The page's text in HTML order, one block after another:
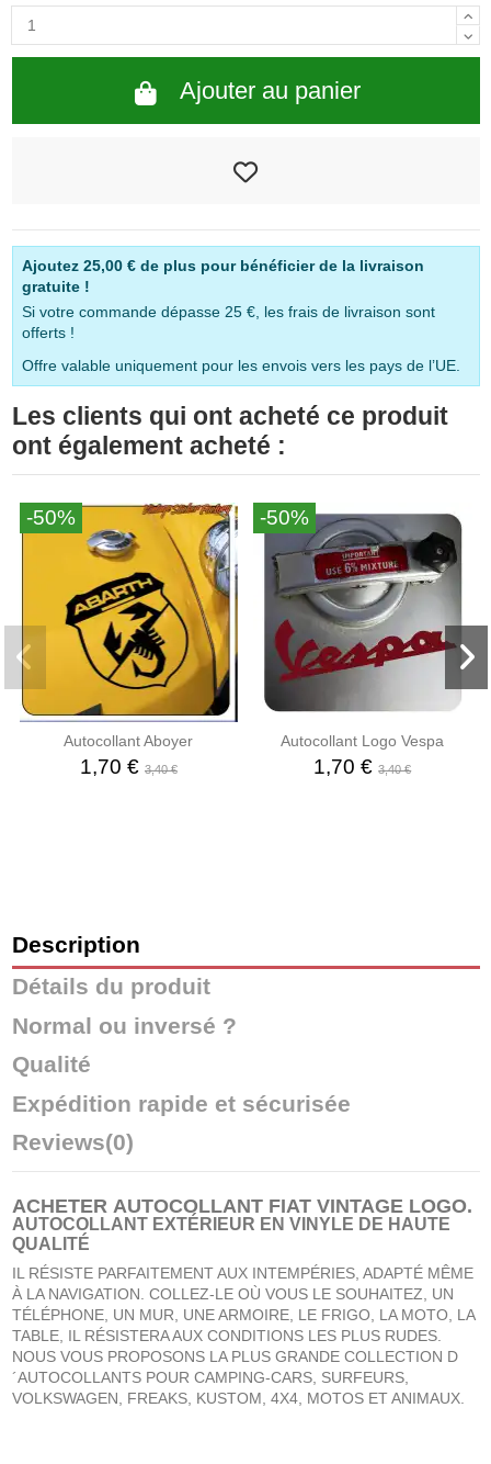
Ajouter au panier
Ajoutez 25,00 €de plus pour bénéficier de la livraison
gratuite !
Si votre commande dépasse 25 €, les frais de livraison sont
offerts !
Offre valable uniquement pour les envois vers les pays de l’UE.
Les clients qui ont acheté ce produit
ont également acheté :
-50%
Autocollant Aboyer
1,70 € 3,40 €
-50%
Autocollant Logo Vespa
1,70 €3,40 €
Description
Détails du produit
Normal ou inversé ?
Qualité
Expédition rapide et sécurisée
Reviews(0)
ACHETER AUTOCOLLANT FIAT VINTAGE LOGO.
AUTOCOLLANT EXTÉRIEUR EN VINYLE DE HAUTE
QUALITÉ
IL RÉSISTE PARFAITEMENT AUX INTEMPÉRIES, ADAPTÉ MÊME
À LA NAVIGATION. COLLEZ-LE OÙ VOUS LE SOUHAITEZ, UN
TÉLÉPHONE, UN MUR, UNE ARMOIRE, LE FRIGO, LA MOTO, LA
TABLE, IL RÉSISTERA AUX CONDITIONS LES PLUS RUDES.
NOUS VOUS PROPOSONS LA PLUS GRANDE COLLECTION D
´AUTOCOLLANTS POUR CAMPING-CARS, SURFEURS,
VOLKSWAGEN, FREAKS, KUSTOM, 4X4, MOTOS ET ANIMAUX.